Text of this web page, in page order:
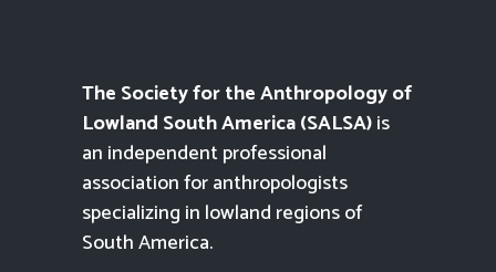
The Society for the Anthropology of
Lowland South America (SALSA)is
an independent professional
association for anthropologists
specializing in lowland regions of
South America.